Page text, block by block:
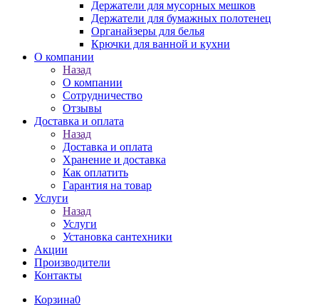
Держатели для мусорных мешков
Держатели для бумажных полотенец
Органайзеры для белья
Крючки для ванной и кухни
О компании
Назад
О компании
Сотрудничество
Отзывы
Доставка и оплата
Назад
Доставка и оплата
Хранение и доставка
Как оплатить
Гарантия на товар
Услуги
Назад
Услуги
Установка сантехники
Акции
Производители
Контакты
Корзина0